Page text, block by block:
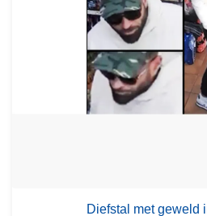
Diefstal met geweld